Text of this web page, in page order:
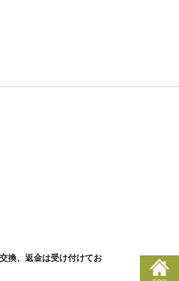
換、返金は受け付けてお